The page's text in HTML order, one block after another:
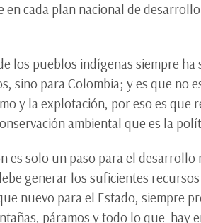
cada plan nacional de
los pueblos indígenas siempre
sino para Colombia; y es que no
y la explotación, por eso es que
ambiental que es la
es solo un paso para el
generar los suficientes
nuevo para el Estado, siempre
páramos y todo lo que hay